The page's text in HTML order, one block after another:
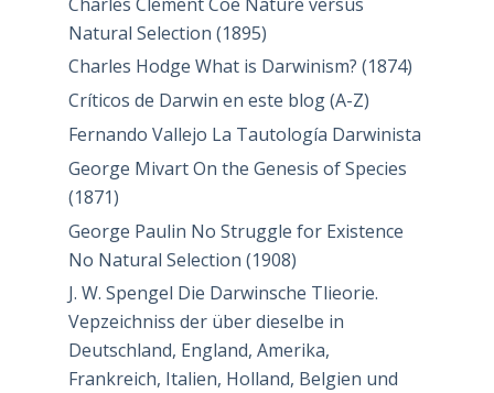
Natural Selection (1895)
Charles Hodge What is Darwinism? (1874)
Críticos de Darwin en este blog (A-Z)
Fernando Vallejo La Tautología Darwinista
George Mivart On the Genesis of Species
(1871)
George Paulin No Struggle for Existence
No Natural Selection (1908)
J. W. Spengel Die Darwinsche Tlieorie.
Vepzeichniss der über dieselbe in
Deutschland, England, Amerika,
Frankreich, Italien, Holland, Belgien und